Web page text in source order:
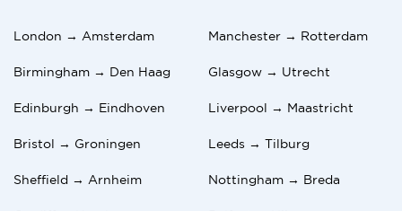
London → Amsterdam Manchester → Rotterdam
Birmingham → Den Haag Glasgow → Utrecht
Edinburgh → Eindhoven Liverpool → Maastricht
Bristol → Groningen Leeds → Tilburg
Sheffield → Arnheim Nottingham → Breda